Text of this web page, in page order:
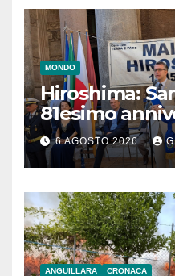
MONDO
Hiroshima:
81esimo
monito per
6 AGOSTO 2026
ANGUILLARA CRONACA